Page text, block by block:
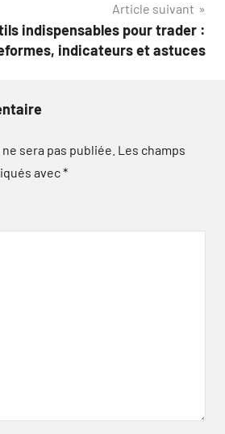
Article suivant
indispensables pour trader :
indicateurs et astuces
sera pas publiée. Les champs
avec*